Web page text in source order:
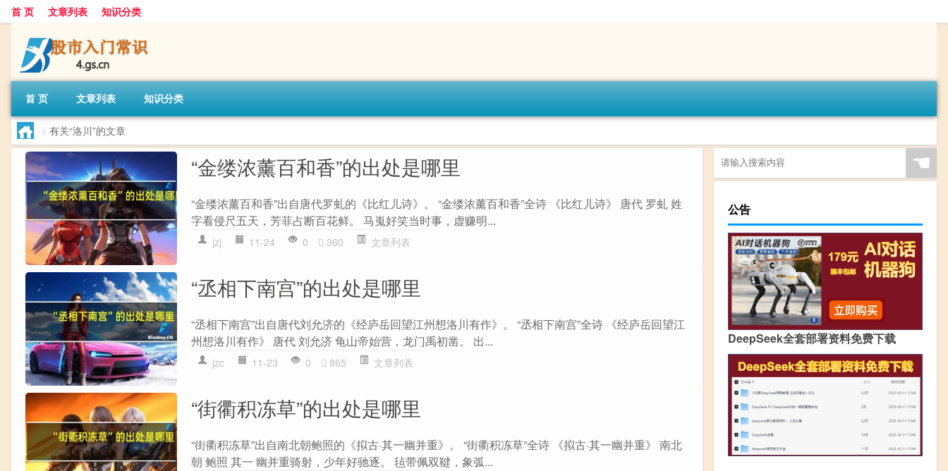
首 页 文章列表 知识分类
首 页 文章列表 知识分类
> 有关“洛川”的文章
“金缕浓薰百和香”的出处是哪里
“金缕浓薰百和香”出自唐代罗虬的《比红儿诗》。 “金缕浓薰百和香”全诗 《比红儿诗》 唐代 罗虬 姓
字看侵尺五天，芳菲占断百花鲜。 马嵬好笑当时事，虚赚明...
jzj 11-24 0 360 文章列表
“丞相下南宫”的出处是哪里
“丞相下南宫”出自唐代刘允济的《经庐岳回望江州想洛川有作》。 “丞相下南宫”全诗 《经庐岳回望江
州想洛川有作》 唐代 刘允济 龟山帝始营，龙门禹初凿。 出...
jzc 11-23 0 865 文章列表
“街衢积冻草”的出处是哪里
“街衢积冻草”出自南北朝鲍照的《拟古·其一幽并重》。 “街衢积冻草”全诗 《拟古·其一幽并重》 南北
朝 鲍照 其一 幽并重骑射，少年好驰逐。 毡带佩双鞬，象弧...
☚
公告
DeepSeek全套部署资料免费下载